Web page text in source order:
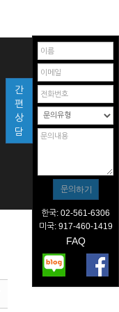
간
편
상
담
한국: 02-561-6306
미국: 917-460-1419
FAQ